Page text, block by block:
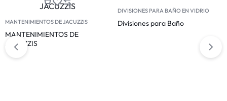
MANTENIMIENTOS DE JACUZZIS
MANTENIMIENTOS DE
JACUZZIS
DIVISIONES PARA BAÑO EN VIDRIO
Divisiones para Baño